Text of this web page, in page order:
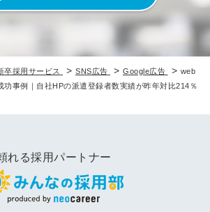
卒採用サービス > SNS広告 > Google広告 > web
功事例｜自社HPの派遣登録者数実績が昨年対比214％
れる採用パートナー